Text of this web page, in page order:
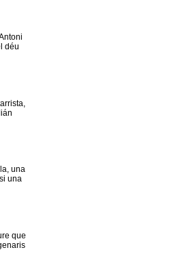
déu
una
una
que